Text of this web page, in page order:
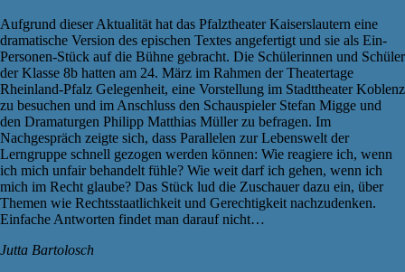
Aufgrund dieser Aktualität hat das Pfalztheater Kaiserslautern eine
dramatische Version des epischen Textes angefertigt und sie als Ein-
Personen-Stück auf die Bühne gebracht. Die Schülerinnen und Schüler
der Klasse 8b hatten am 24. März im Rahmen der Theatertage
Rheinland-Pfalz Gelegenheit, eine Vorstellung im Stadttheater Koblenz
zu besuchen und im Anschluss den Schauspieler Stefan Migge und
den Dramaturgen Philipp Matthias Müller zu befragen. Im
Nachgespräch zeigte sich, dass Parallelen zur Lebenswelt der
Lerngruppe schnell gezogen werden können: Wie reagiere ich, wenn
ich mich unfair behandelt fühle? Wie weit darf ich gehen, wenn ich
mich im Recht glaube? Das Stück lud die Zuschauer dazu ein, über
Themen wie Rechtsstaatlichkeit und Gerechtigkeit nachzudenken.
Einfache Antworten findet man darauf nicht…
Jutta Bartolosch